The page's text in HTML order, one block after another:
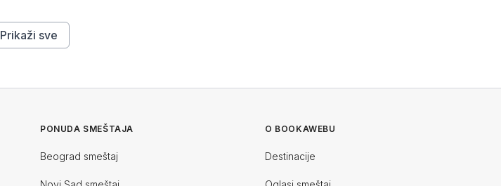
Prikaži sve
PONUDA SMEŠTAJA
Beograd smeštaj
O BOOKAWEBU
Destinacije